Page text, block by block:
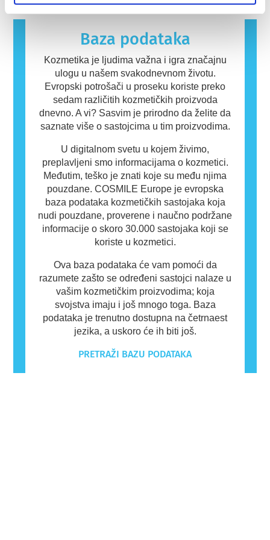
Kozmetički proizvodi i proizvodi za ličnu negu
alergeni za neke ljude. To ne znači da
proizvod nije bezbedan za druge ljude.
Baza podataka
Kozmetika je ljudima važna i igra značajnu
ulogu u našem svakodnevnom životu.
Evropski potrošači u proseku koriste preko
sedam različitih kozmetičkih proizvoda
dnevno. A vi? Sasvim je prirodno da želite da
saznate više o sastojcima u tim proizvodima.
U digitalnom svetu u kojem živimo,
preplavljeni smo informacijama o kozmetici.
Međutim, teško je znati koje su među njima
pouzdane. COSMILE Europe je evropska
baza podataka kozmetičkih sastojaka koja
nudi pouzdane, proverene i naučno podržane
informacije o skoro 30.000 sastojaka koji se
koriste u kozmetici.
Ova baza podataka će vam pomoći da
razumete zašto se određeni sastojci nalaze u
vašim kozmetičkim proizvodima; koja
svojstva imaju i još mnogo toga. Baza
podataka je trenutno dostupna na četrnaest
jezika, a uskoro će ih biti još.
PRETRAŽI BAZU PODATAKA